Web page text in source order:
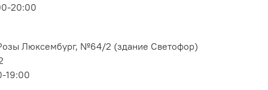
20:00
Люксембург, №64/2 (здание Светофор)
19:00